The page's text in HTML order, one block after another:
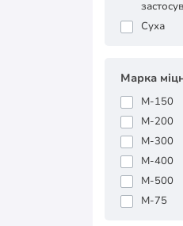
Суха
Марка
М-150
М-200
М-300
М-400
М-500
М-75